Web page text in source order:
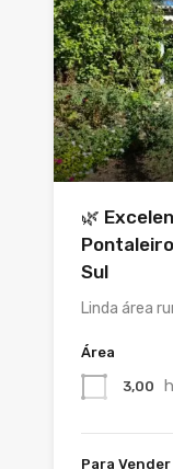
🌿
Sul
Linda área
Área
3,00
Para Vender